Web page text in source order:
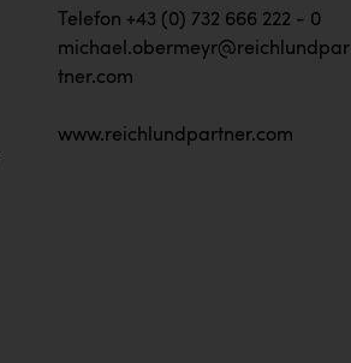
Telefon +43 (0) 732 666 222 - 0
michael.obermeyr@reichlundpar
tner.com
www.reichlundpartner.com